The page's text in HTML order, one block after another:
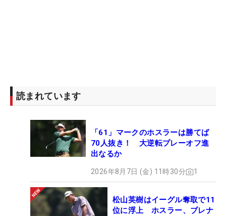
ない感じがある」という状態だ。
選落ちなし。「パットは状態をキープして、ショッ
トは良くなる気配がないので、1つずつ良い物を見
つけていけたら。少しでも良い状態にもっていける
ようにがんばりたいと思います」と少しでもいい形
でシーズンを終えるため模索を続ける。
読まれています
「61」マークのホスラーは勝てば
70人抜き！ 大逆転プレーオフ進
出なるか
2026年8月7日 (金) 11時30分 1
松山英樹はイーグル奪取で11
位に浮上 ホスラー、ブレナ